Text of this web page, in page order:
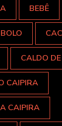
BEBÊ
BOLO
CALDO
CAIPIRA
CAIPIRA